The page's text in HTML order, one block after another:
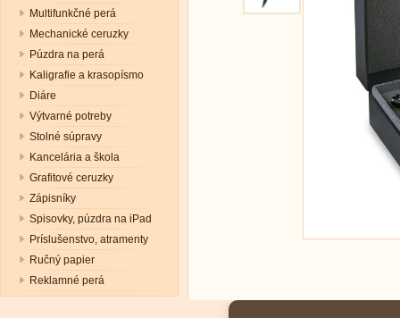
Multifunkčné perá
Mechanické ceruzky
Púzdra na perá
Kaligrafie a krasopísmo
Diáre
Výtvarné potreby
Stolné súpravy
Kancelária a škola
Grafitové ceruzky
Zápisníky
Spisovky, púzdra na iPad
Príslušenstvo, atramenty
Ručný papier
Reklamné perá